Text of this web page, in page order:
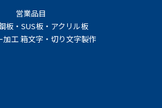
営業品目
板・SUS板・アクリル板
工 箱文字・切り文字製作